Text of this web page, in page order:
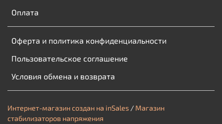
Оплата
Оферта и политика конфиденциальности
Пользовательское соглашение
Условия обмена и возврата
Интернет-магазин создан на inSales / Магазин
стабилизаторов напряжения